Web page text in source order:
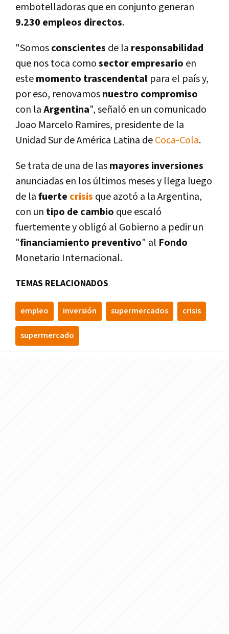
embotelladoras que en conjunto generan
9.230 empleos directos.
"Somosconscientes de la responsabilidad
que nos toca comosector empresario en
estemomento trascendental para el paí­s y,
por eso, renovamosnuestro compromiso
con laArgentina", señaló en un comunicado
Joao Marcelo Ramires, presidente de la
Unidad Sur de América Latina deCoca-Cola.
Se trata de una de lasmayores inversiones
anunciadas en los últimos meses y llega luego
de lafuerte crisis que azotó a la Argentina,
con un tipo de cambio que escaló
fuertemente y obligó al Gobierno a pedir un
"financiamiento preventivo" al Fondo
Monetario Internacional.
TEMAS RELACIONADOS
empleo inversión supermercados crisis
supermercado